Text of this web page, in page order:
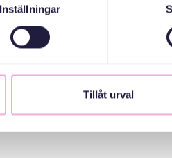
Inställningar
Tillåt urval